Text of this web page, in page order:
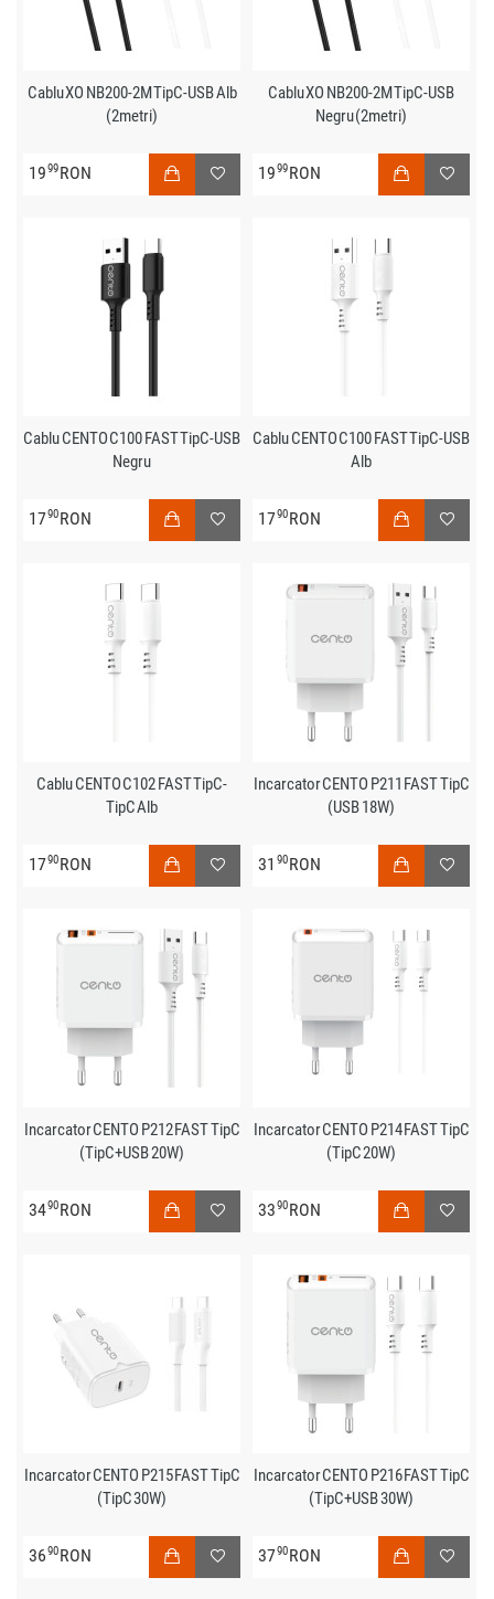
Cablu XO NB200-2M TipC-USB Alb
(2metri)
1999RON
Cablu XO NB200-2M TipC-USB
Negru (2metri)
1999RON
Cablu CENTO C100 FAST TipC-USB
Negru
1790RON
Cablu CENTO C100 FAST TipC-USB
Alb
1790RON
Cablu CENTO C102 FAST TipC-
TipC Alb
1790RON
Incarcator CENTO P211 FAST TipC
(USB 18W)
31 90RON
Incarcator CENTO P212 FAST TipC
(TipC+USB 20W)
3490RON
Incarcator CENTO P214 FAST TipC
(TipC 20W)
3390RON
Incarcator CENTO P215 FAST TipC
(TipC 30W)
3690RON
Incarcator CENTO P216 FAST TipC
(TipC+USB 30W)
3790RON